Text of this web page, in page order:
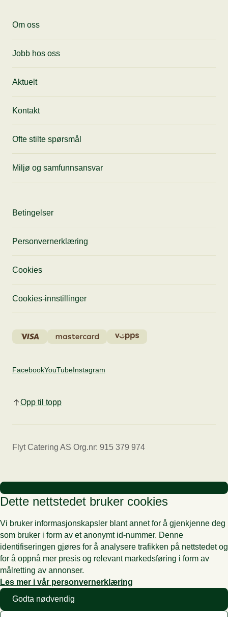
Motta siste nytt, få tips til anledninger og
Om oss
Jobb hos oss
Aktuelt
Kontakt
Ofte stilte spørsmål
Miljø og samfunnsansvar
Betingelser
Personvernerklæring
Cookies
Cookies-innstillinger
FacebookYouTubeInstagram
Opp til topp
Flyt Catering AS Org.nr: 915 379 974
Dette nettstedet bruker cookies
Vi bruker informasjonskapsler blant annet for å gjenkjenne deg
som bruker i form av et anonymt id-nummer. Denne
identifiseringen gjøres for å analysere trafikken på nettstedet og
for å oppnå mer presis og relevant markedsføring i form av
målretting av annonser.
Les mer i vår personvernerklæring
Godta nødvendig